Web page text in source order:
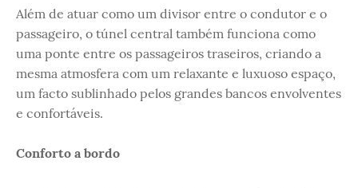
Além de atuar como um divisor entre o condutor e o
passageiro, o túnel central também funciona como
uma ponte entre os passageiros traseiros, criando a
mesma atmosfera com um relaxante e luxuoso espaço,
um facto sublinhado pelos grandes bancos envolventes
e confortáveis.
Conforto a bordo